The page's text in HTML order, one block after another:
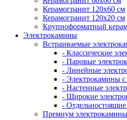
Керамогранит 120х60 см
Керамогранит 120х20 см
Крупноформатный
Электрокамины
Встраиваемые
- Классические
- Паровые
- Линейные
- Электрокамины
- Настенные
- Широкие
-
Премиум электрокамины